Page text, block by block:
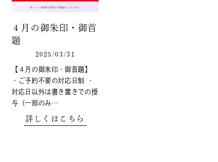
４月の御朱印・御首
題
2025/03/31
【４月の御朱印・御首題】
・ご予約不要の対応日制 ・
対応日以外は書き置きでの授
与（一部のみ…
詳しくはこちら